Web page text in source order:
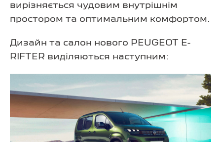
вирізняється чудовим внутрішнім
простором та оптимальним комфортом.
Дизайн та салон нового PEUGEOT E-
RIFTER виділяються наступним: